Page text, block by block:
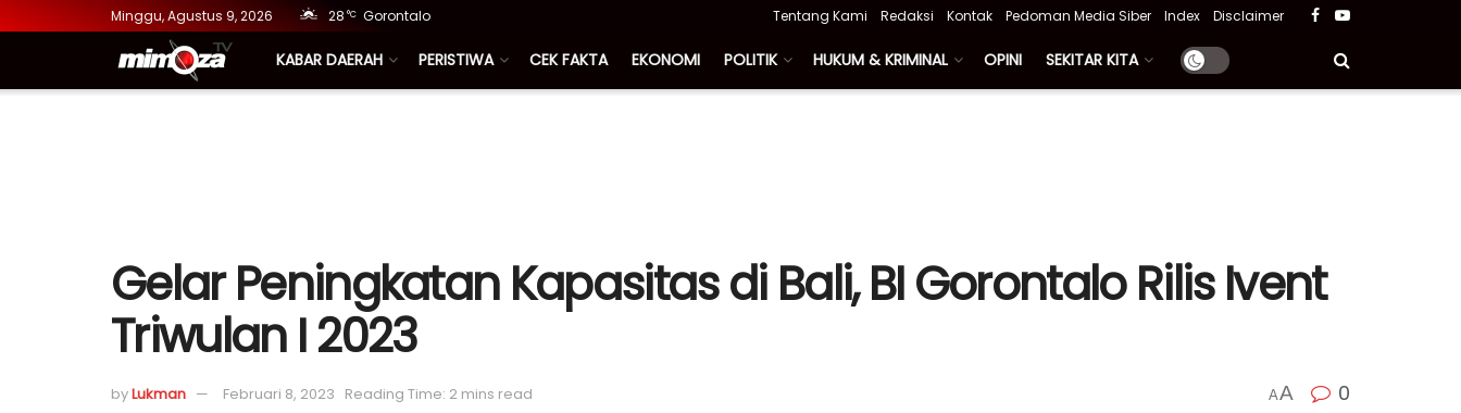
Minggu, Agustus 9, 2026 28 °C Gorontalo Tentang Kami Redaksi Kontak Pedoman Media Siber Index Disclaimer
KABAR DAERAH PERISTIWA CEK FAKTA EKONOMI POLITIK HUKUM & KRIMINAL OPINI SEKITAR KITA
Gelar Peningkatan Kapasitas di Bali, BI Gorontalo Rilis Ivent
Triwulan I 2023
byLukman Februari 8, 2023 Reading Time: 2 mins read AA 0